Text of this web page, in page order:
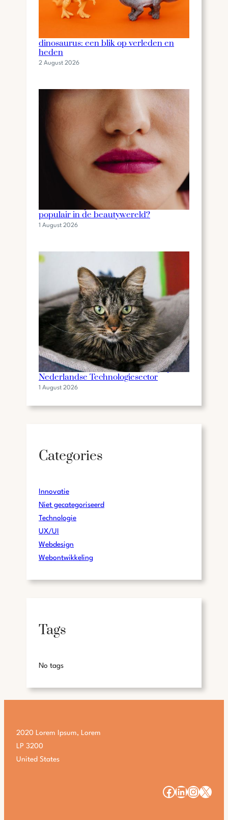
dinosaurus: een blik op verleden en
heden
2 August 2026
Wat is een lip stain en waarom is het
populair in de beautywereld?
1 August 2026
De Invloed van Gilbert Mackaaij op de
Nederlandse Technologiesector
1 August 2026
Categories
Innovatie
Niet gecategoriseerd
Technologie
UX/UI
Webdesign
Webontwikkeling
Tags
No tags
2020 Lorem Ipsum, Lorem
LP 3200
United States
# # # #